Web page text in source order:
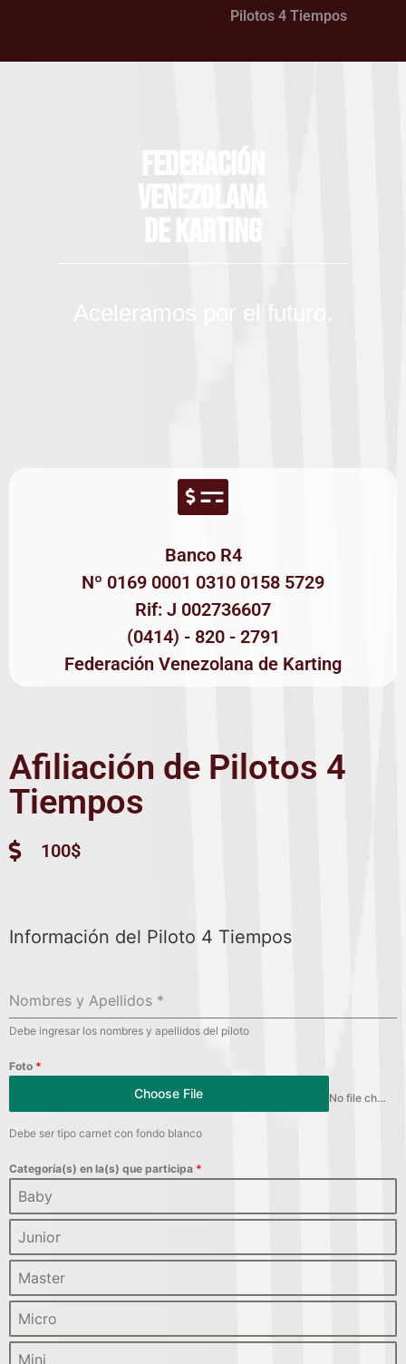
Pilotos 4 Tiempos
Banco R4
Nº 0169 0001 0310 0158 5729
Rif: J 002736607
(0414) - 820 - 2791
Federación Venezolana de Karting
Afiliación de Pilotos 4
Tiempos
100$
Información del Piloto 4 Tiempos
Nombres y Apellidos *
Debe ingresar los nombres y apellidos del piloto
Foto *
Choose File No file chosen
Debe ser tipo carnet con fondo blanco
Categoría(s) en la(s) que participa *
Baby
Junior
Master
Micro
Mini